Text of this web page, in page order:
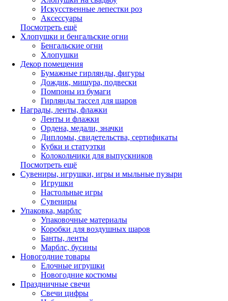
Искусственные лепестки роз
Аксессуары
Посмотреть ещё
Хлопушки и бенгальские огни
Бенгальские огни
Хлопушки
Декор помещения
Бумажные гирлянды, фигуры
Дождик, мишура, подвески
Помпоны из бумаги
Гирлянды тассел для шаров
Награды, ленты, флажки
Ленты и флажки
Ордена, медали, значки
Дипломы, свидетельства, сертификаты
Кубки и статуэтки
Колокольчики для выпускников
Посмотреть ещё
Сувениры, игрушки, игры и мыльные пузыри
Игрушки
Настольные игры
Сувениры
Упаковка, марблс
Упаковочные материалы
Коробки для воздушных шаров
Банты, ленты
Марблс, бусины
Новогодние товары
Елочные игрушки
Новогодние костюмы
Праздничные свечи
Свечи цифры